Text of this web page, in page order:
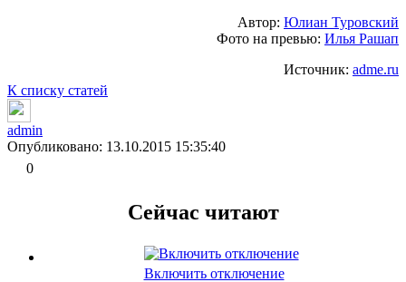
Автор: Юлиан Туровский
Фото на превью: Илья Рашап
Источник: adme.ru
К списку статей
admin
Опубликовано: 13.10.2015 15:35:40
0
Сейчас читают
Включить отключение